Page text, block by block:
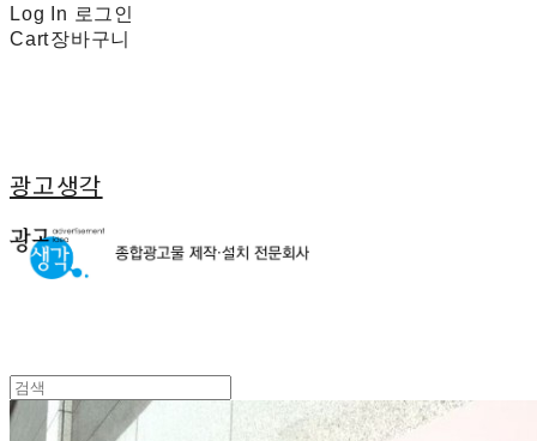
Log In 로그인
Cart장바구니
광고생각